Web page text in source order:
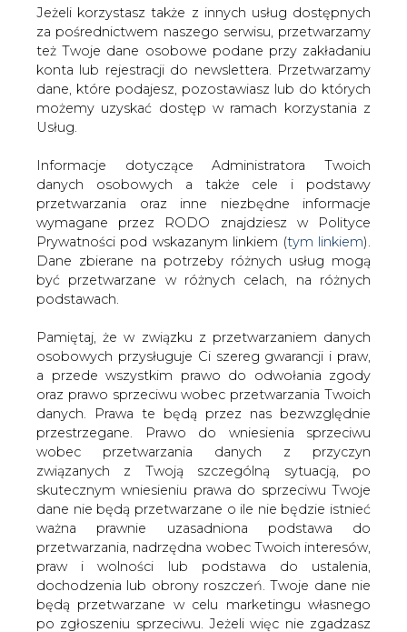
Jeżeli korzystasz także z innych usług dostępnych
za pośrednictwem naszego serwisu, przetwarzamy
też Twoje dane osobowe podane przy zakładaniu
konta lub rejestracji do newslettera. Przetwarzamy
dane, które podajesz, pozostawiasz lub do których
możemy uzyskać dostęp w ramach korzystania z
Usług.
Informacje dotyczące Administratora Twoich
danych osobowych a także cele i podstawy
przetwarzania oraz inne niezbędne informacje
wymagane przez RODO znajdziesz w Polityce
Prywatności pod wskazanym linkiem (tym linkiem).
Dane zbierane na potrzeby różnych usług mogą
być przetwarzane w różnych celach, na różnych
podstawach.
Pamiętaj, że w związku z przetwarzaniem danych
osobowych przysługuje Ci szereg gwarancji i praw,
a przede wszystkim prawo do odwołania zgody
oraz prawo sprzeciwu wobec przetwarzania Twoich
danych. Prawa te będą przez nas bezwzględnie
przestrzegane. Prawo do wniesienia sprzeciwu
wobec przetwarzania danych z przyczyn
związanych z Twoją szczególną sytuacją, po
skutecznym wniesieniu prawa do sprzeciwu Twoje
dane nie będą przetwarzane o ile nie będzie istnieć
ważna prawnie uzasadniona podstawa do
przetwarzania, nadrzędna wobec Twoich interesów,
praw i wolności lub podstawa do ustalenia,
dochodzenia lub obrony roszczeń. Twoje dane nie
będą przetwarzane w celu marketingu własnego
po zgłoszeniu sprzeciwu. Jeżeli więc nie zgadzasz
Strona główna
SERWIS INFORMACYJNY CIRE
/ Energa wprowadza usługę rozliczeń pre-paid
2010-11-16 00:00
skomentuj
udostępnij:
Energa wprowadza usługę
rozliczeń pre-paid
Energa wprowadza nową ofertę
proponując klientom instalację licznika
przedpłatowego na ich życzenie. Usługa
rozliczenie pre-paid w ocenie spółki
będzie szczególnie atrakcyjna dla
właścicieli domków letniskowych oraz
osób wynajmujące mieszkania.
Usługa rozliczenie pre-paid jest odpłatna – opłatę
instalacyjną można wnieść jednorazowo lub w niewielkich
ratach miesięcznych.